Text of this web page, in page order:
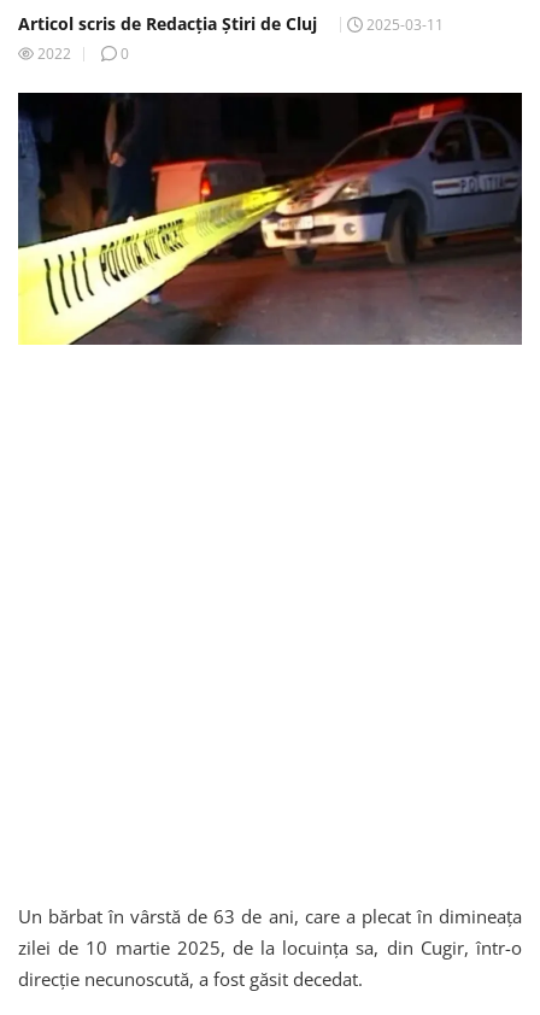
Articol scris de Redacția Știri de Cluj
2025-03-11
2022
0
Un bărbat în vârstă de 63 de ani, care a plecat în dimineața
zilei de 10 martie 2025, de la locuința sa, din Cugir, într-o
direcție necunoscută, a fost găsit decedat.